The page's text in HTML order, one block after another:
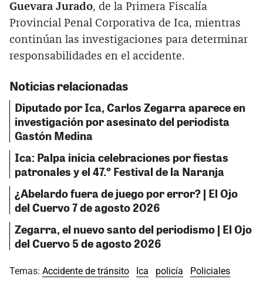
Guevara Jurado, de la Primera Fiscalía
Provincial Penal Corporativa de Ica, mientras
continúan las investigaciones para determinar
responsabilidades en el accidente.
Noticias relacionadas
Diputado por Ica, Carlos Zegarra aparece en
investigación por asesinato del periodista
Gastón Medina
Ica: Palpa inicia celebraciones por fiestas
patronales y el 47.º Festival de la Naranja
¿Abelardo fuera de juego por error? | El Ojo
del Cuervo 7 de agosto 2026
Zegarra, el nuevo santo del periodismo | El Ojo
del Cuervo 5 de agosto 2026
Temas: Accidente de tránsito Ica policía Policiales